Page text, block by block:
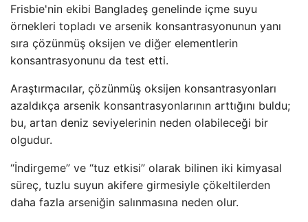
Frisbie'nin ekibi Bangladeş genelinde içme suyu
örnekleri topladı ve arsenik konsantrasyonunun yanı
sıra çözünmüş oksijen ve diğer elementlerin
konsantrasyonunu da test etti.
Araştırmacılar, çözünmüş oksijen konsantrasyonları
azaldıkça arsenik konsantrasyonlarının arttığını buldu;
bu, artan deniz seviyelerinin neden olabileceği bir
olgudur.
“İndirgeme” ve “tuz etkisi” olarak bilinen iki kimyasal
süreç, tuzlu suyun akifere girmesiyle çökeltilerden
daha fazla arseniğin salınmasına neden olur.